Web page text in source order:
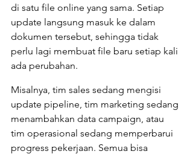
di satu file online yang sama. Setiap
update langsung masuk ke dalam
dokumen tersebut, sehingga tidak
perlu lagi membuat file baru setiap kali
ada perubahan.
Misalnya, tim sales sedang mengisi
update pipeline, tim marketing sedang
menambahkan data campaign, atau
tim operasional sedang memperbarui
progress pekerjaan. Semua bisa